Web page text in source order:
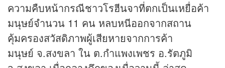
ความคืบหน้ากรณีชาวโรฮีนจาที่ตกเป็นเหยื่อค้า
มนุษย์จำนวน 11 คน หลบหนีออกจากสถาน
คุ้มครองสวัสดิภาพผู้เสียหายจากการค้า
มนุษย์ จ.สงขลา ใน ต.กำแพงเพชร อ.รัตภูมิ